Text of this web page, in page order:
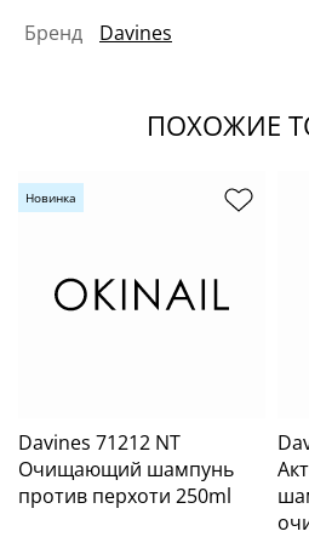
Бренд
Davines
ПОХОЖИЕ
Новинка
Davines 71212 NT
Очищающий шампунь
против перхоти 250ml